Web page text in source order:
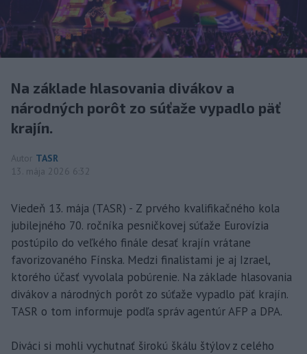
Na základe hlasovania divákov a
národných porôt zo súťaže vypadlo päť
krajín.
Autor TASR
13. mája 2026 6:32
Viedeň 13. mája (TASR) - Z prvého kvalifikačného kola
jubilejného 70. ročníka pesničkovej súťaže Eurovízia
postúpilo do veľkého finále desať krajín vrátane
favorizovaného Fínska. Medzi finalistami je aj Izrael,
ktorého účasť vyvolala pobúrenie. Na základe hlasovania
divákov a národných porôt zo súťaže vypadlo päť krajín.
TASR o tom informuje podľa správ agentúr AFP a DPA.
Diváci si mohli vychutnať širokú škálu štýlov z celého